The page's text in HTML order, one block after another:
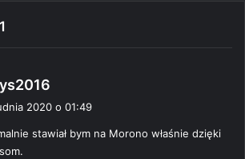
z
2020 o 01:49
stawiał bym na Morono właśnie dzięki